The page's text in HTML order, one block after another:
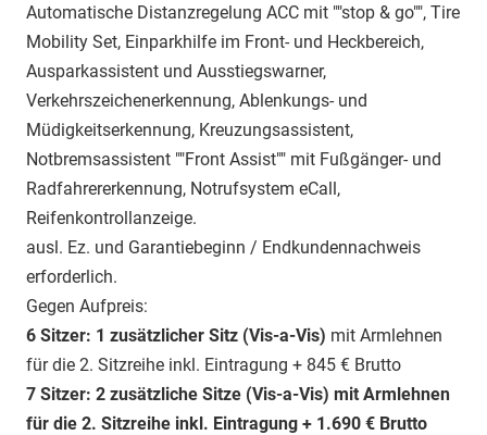
Automatische Distanzregelung ACC mit ""stop & go"", Tire
Mobility Set, Einparkhilfe im Front- und Heckbereich,
Ausparkassistent und Ausstiegswarner,
Verkehrszeichenerkennung, Ablenkungs- und
Müdigkeitserkennung, Kreuzungsassistent,
Notbremsassistent ""Front Assist"" mit Fußgänger- und
Radfahrererkennung, Notrufsystem eCall,
Reifenkontrollanzeige.
ausl. Ez. und Garantiebeginn / Endkundennachweis
erforderlich.
Gegen Aufpreis:
6 Sitzer: 1 zusätzlicher Sitz (Vis-a-Vis) mit Armlehnen
für die 2. Sitzreihe inkl. Eintragung + 845 € Brutto
7 Sitzer: 2 zusätzliche Sitze (Vis-a-Vis) mit Armlehnen
für die 2. Sitzreihe inkl. Eintragung + 1.690 € Brutto